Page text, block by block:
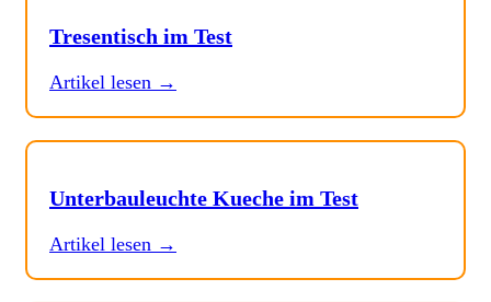
Tresentisch im Test
Artikel lesen →
Unterbauleuchte Kueche im Test
Artikel lesen →